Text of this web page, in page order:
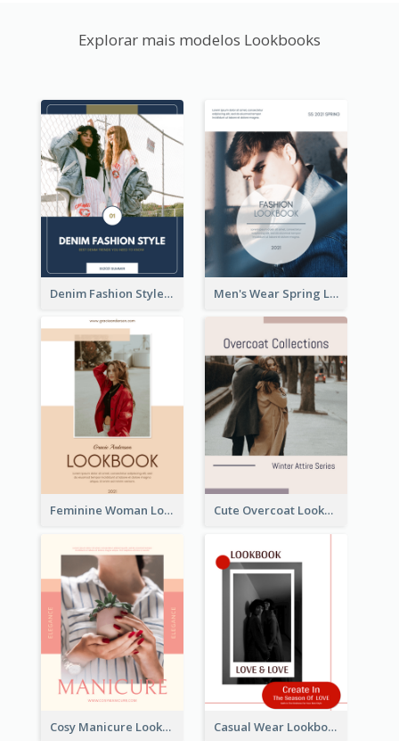
Explorar mais modelos Lookbooks
Denim Fashion Style Lookbook Men's Wear Spring Lookbook
Feminine Woman Lookbook Cute Overcoat Lookbook
Cosy Manicure Lookbook Casual Wear Lookbook